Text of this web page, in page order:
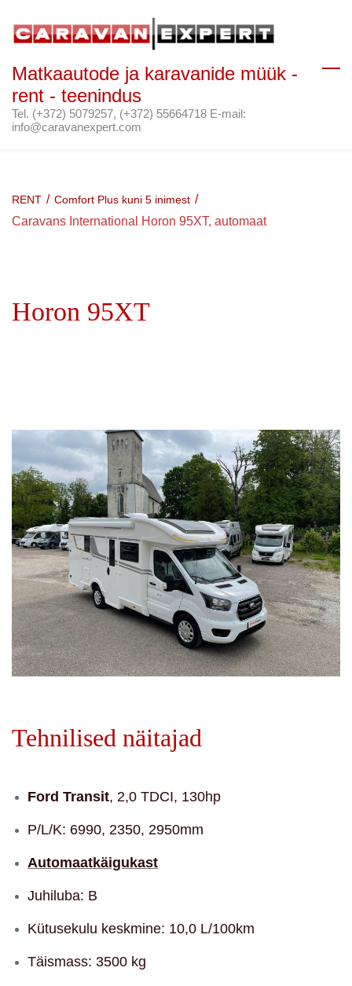
content
Matkaautode ja karavanide müük -
rent - teenindus
Tel. (+372) 5079257, (+372) 55664718 E-mail:
info@caravanexpert.com
RENT / Comfort Plus kuni 5 inimest /
Caravans International Horon 95XT, automaat
Horon 95XT
Tehnilised näitajad
Ford Transit, 2,0 TDCI, 130hp
P/L/K: 6990, 2350, 2950mm
Automaatkäigukast
Juhiluba: B
Kütusekulu keskmine: 10,0 L/100km
Täismass: 3500 kg